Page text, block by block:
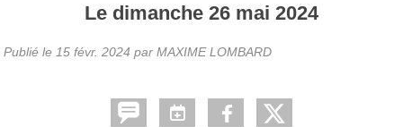
Le dimanche 26 mai 2024
Publié le 15 févr. 2024 par MAXIME LOMBARD